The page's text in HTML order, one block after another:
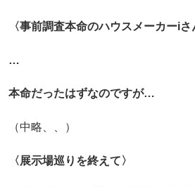
〈事前調査本命のハウスメーカーiさ
…
本命だったはずなのですが…
（中略、、）
〈展示場巡りを終えて〉